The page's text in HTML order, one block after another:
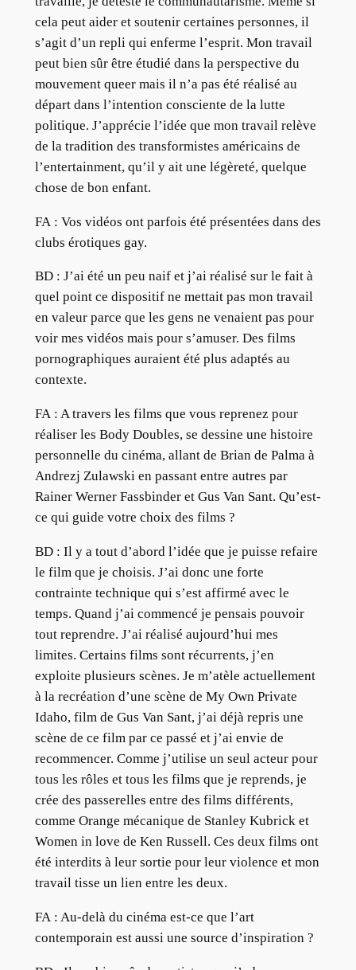
cela peut aider et soutenir certaines personnes, il
s’agit d’un repli qui enferme l’esprit. Mon travail
peut bien sûr être étudié dans la perspective du
mouvement queer mais il n’a pas été réalisé au
départ dans l’intention consciente de la lutte
politique. J’apprécie l’idée que mon travail relève
de la tradition des transformistes américains de
l’entertainment, qu’il y ait une légèreté, quelque
chose de bon enfant.
FA : Vos vidéos ont parfois été présentées dans des
clubs érotiques gay.
BD : J’ai été un peu naif et j’ai réalisé sur le fait à
quel point ce dispositif ne mettait pas mon travail
en valeur parce que les gens ne venaient pas pour
voir mes vidéos mais pour s’amuser. Des films
pornographiques auraient été plus adaptés au
contexte.
FA : A travers les films que vous reprenez pour
réaliser les Body Doubles, se dessine une histoire
personnelle du cinéma, allant de Brian de Palma à
Andrezj Zulawski en passant entre autres par
Rainer Werner Fassbinder et Gus Van Sant. Qu’est-
ce qui guide votre choix des films ?
BD : Il y a tout d’abord l’idée que je puisse refaire
le film que je choisis. J’ai donc une forte
contrainte technique qui s’est affirmé avec le
temps. Quand j’ai commencé je pensais pouvoir
tout reprendre. J’ai réalisé aujourd’hui mes
limites. Certains films sont récurrents, j’en
exploite plusieurs scènes. Je m’atèle actuellement
à la recréation d’une scène de My Own Private
Idaho, film de Gus Van Sant, j’ai déjà repris une
scène de ce film par ce passé et j’ai envie de
recommencer. Comme j’utilise un seul acteur pour
tous les rôles et tous les films que je reprends, je
crée des passerelles entre des films différents,
comme Orange mécanique de Stanley Kubrick et
Women in love de Ken Russell. Ces deux films ont
été interdits à leur sortie pour leur violence et mon
travail tisse un lien entre les deux.
FA : Au-delà du cinéma est-ce que l’art
contemporain est aussi une source d’inspiration ?